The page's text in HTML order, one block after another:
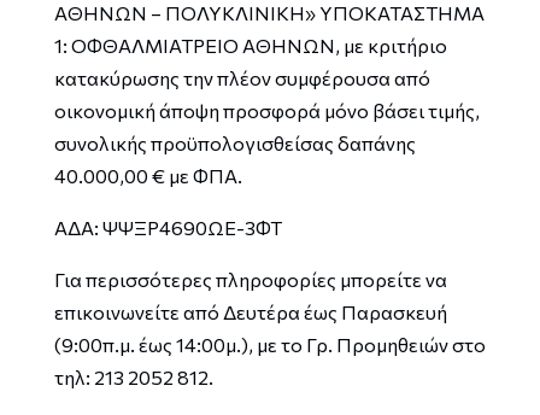
ΑΘΗΝΩΝ – ΠΟΛΥΚΛΙΝΙΚΗ» ΥΠΟΚΑΤΑΣΤΗΜΑ
1: ΟΦΘΑΛΜΙΑΤΡΕΙΟ ΑΘΗΝΩΝ, με κριτήριο
κατακύρωσης την πλέον συμφέρουσα από
οικονομική άποψη προσφορά μόνο βάσει τιμής,
συνολικής προϋπολογισθείσας δαπάνης
40.000,00 € με ΦΠΑ.
ΑΔΑ: ΨΨΞΡ4690ΩΕ-3ΦΤ
Για περισσότερες πληροφορίες μπορείτε να
επικοινωνείτε από Δευτέρα έως Παρασκευή
(9:00π.μ. έως 14:00μ.), με το Γρ. Προμηθειών στο
τηλ: 213 2052 812.